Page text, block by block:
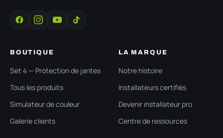
BOUTIQUE
Set 4 — Protection de jantes
Tous les produits
Simulateur de couleur
Galerie clients
LA MARQUE
Notre histoire
Installateurs certifiés
Devenir installateur pro
Centre de ressources